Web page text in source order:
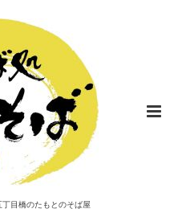
目橋のたもとのそば屋